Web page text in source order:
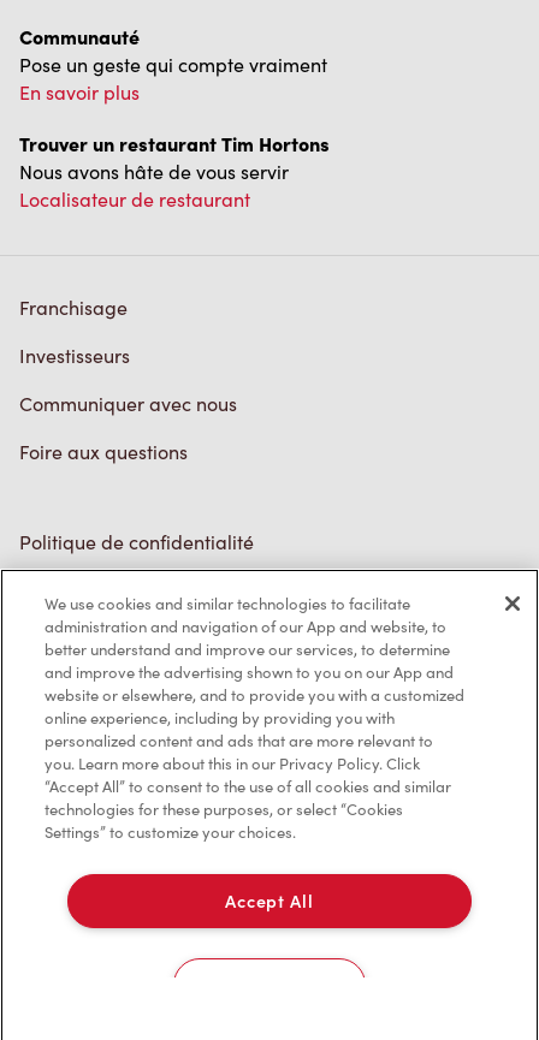
Communauté
Pose un geste qui compte vraiment
En savoir plus
Trouver un restaurant Tim Hortons
Nous avons hâte de vous servir
Localisateur de restaurant
Franchisage
Investisseurs
Communiquer avec nous
Foire aux questions
Politique de confidentialité
Marques de commerce
Accessibilité
Diagnostic
Contactez-nous
TM & © Tim Hortons, 2023
We use cookies and similar technologies to facilitate
administration and navigation of our App and website, to
better understand and improve our services, to determine
and improve the advertising shown to you on our App and
website or elsewhere, and to provide you with a customized
online experience, including by providing you with
personalized content and ads that are more relevant to
you. Learn more about this in our Privacy Policy. Click
“Accept All” to consent to the use of all cookies and similar
technologies for these purposes, or select “Cookies
Settings” to customize your choices.
Accept All